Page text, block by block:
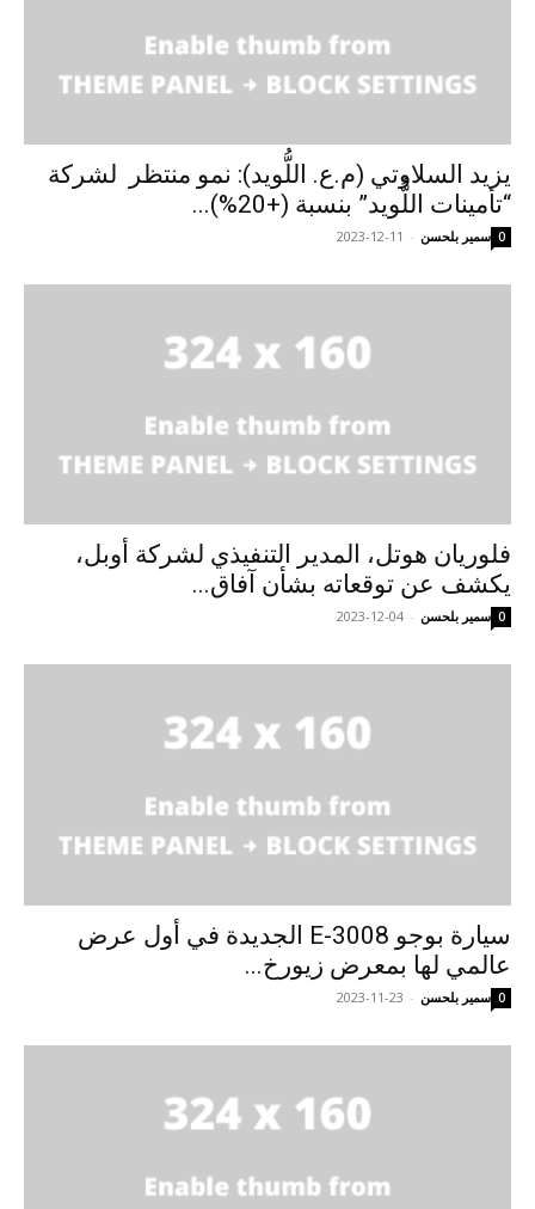
يزيد السلاوتي (م.ع. اللُّويد): نمو منتظر لشركة
“تأمينات اللُّويد” بنسبة (+20%)...
سمير بلحسن -
2023-12-11 0
فلوريان هوتل، المدير التنفيذي لشركة أوبل،
يكشف عن توقعاته بشأن آفاق...
سمير بلحسن -
2023-12-04 0
سيارة بوجو E-3008 الجديدة في أول عرض
عالمي لها بمعرض زيورخ...
سمير بلحسن -
2023-11-23 0